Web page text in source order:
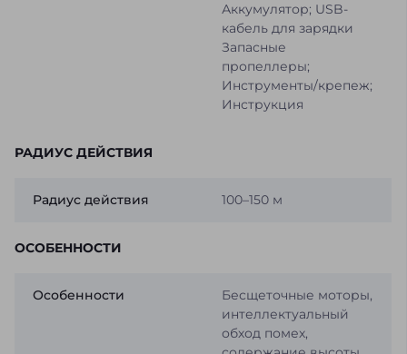
Аккумулятор; USB-
кабель для зарядки
Запасные
пропеллеры;
Инструменты/крепеж;
Инструкция
РАДИУС ДЕЙСТВИЯ
Радиус действия 100–150 м
ОСОБЕННОСТИ
Особенности
Бесщеточные моторы,
интеллектуальный
обход помех,